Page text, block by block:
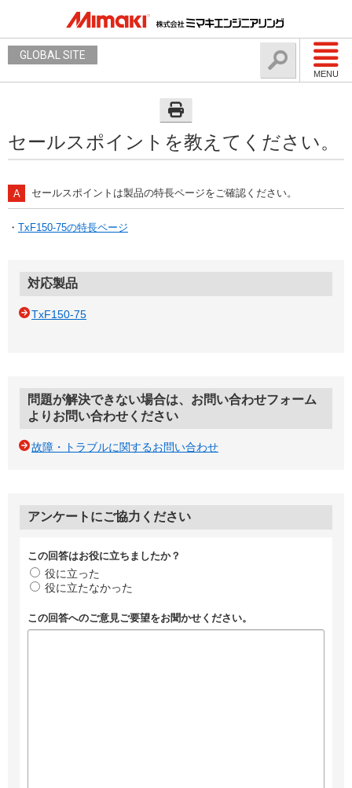
MENU
GLOBAL SITE
セールスポイントを教えてください。
セールスポイントは製品の特長ページをご確認ください。
・ TxF150-75の特長ページ
対応製品
TxF150-75
問題が解決できない場合は、お問い合わせフォーム
よりお問い合わせください
故障・トラブルに関するお問い合わせ
アンケートにご協力ください
この回答はお役に立ちましたか？
役に立った
役に立たなかった
この回答へのご意見ご要望をお聞かせください。